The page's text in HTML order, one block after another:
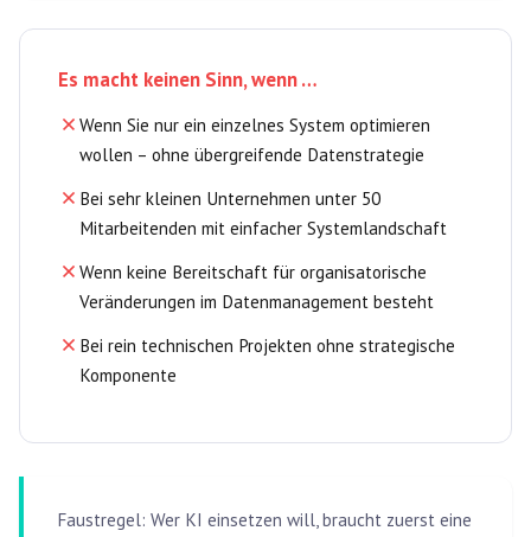
Es macht keinen Sinn, wenn …
Wenn Sie nur ein einzelnes System optimieren
wollen – ohne übergreifende Datenstrategie
Bei sehr kleinen Unternehmen unter 50
Mitarbeitenden mit einfacher Systemlandschaft
Wenn keine Bereitschaft für organisatorische
Veränderungen im Datenmanagement besteht
Bei rein technischen Projekten ohne strategische
Komponente
Faustregel: Wer KI einsetzen will, braucht zuerst eine